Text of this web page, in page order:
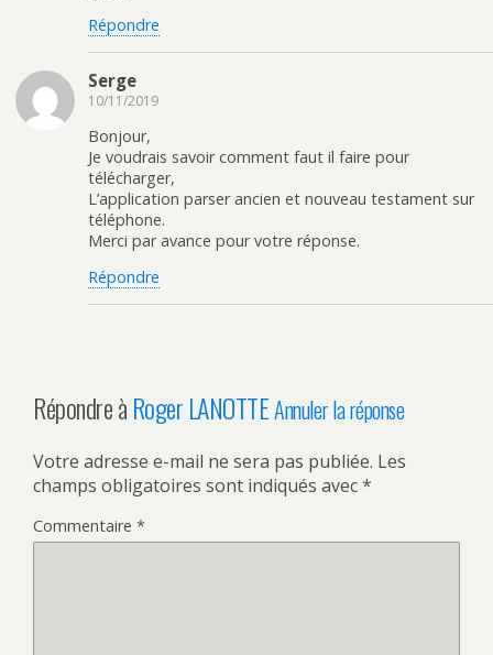
Répondre
Serge
10/11/2019
Bonjour,
Je voudrais savoir comment faut il faire pour
télécharger,
L’application parser ancien et nouveau testament sur
téléphone.
Merci par avance pour votre réponse.
Répondre
Répondre àRoger LANOTTEAnnuler la réponse
Votre adresse e-mail ne sera pas publiée. Les
champs obligatoires sont indiqués avec*
Commentaire *